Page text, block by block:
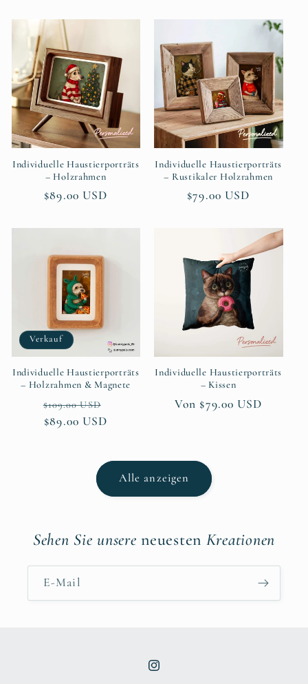
Individuelle Haustierporträts
– Holzrahmen
Normaler
$89.00 USD
Individuelle Haustierporträts
– Rustikaler Holzrahmen
Normaler
$79.00 USD
Verkauf
Individuelle Haustierporträts
– Holzrahmen & Magnete
Normaler
Preis
$109.00 USD
Verkaufspreis
$89.00 USD
Individuelle Haustierporträts
– Kissen
Normaler
Von $79.00 USD
Alle anzeigen
Sehen Sie unsere neuesten Kreationen
E-Mail
Instagram